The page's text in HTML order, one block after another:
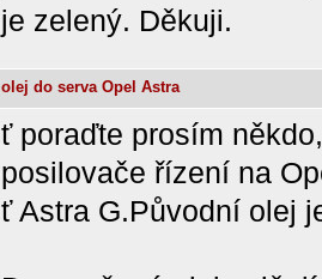
je zelený. Děkuji.
olej do serva Opel Astra
ť poraďte prosím
posilovače řízení na
ť Astra G.Původní olej